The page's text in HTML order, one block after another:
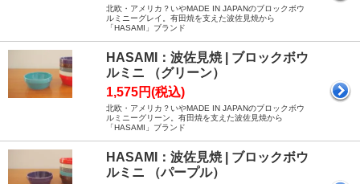
北欧・アメリカ？いやMADE IN JAPANのブロックボウ
ルミニーグレイ。有田焼を支えた波佐見焼から
「HASAMI」ブランド
HASAMI：波佐見焼 | ブロックボウ
ルミニ （グリーン）
1,575円(税込)
北欧・アメリカ？いやMADE IN JAPANのブロックボウ
ルミニーグリーン。有田焼を支えた波佐見焼から
「HASAMI」ブランド
HASAMI：波佐見焼 | ブロックボウ
ルミニ （パープル）